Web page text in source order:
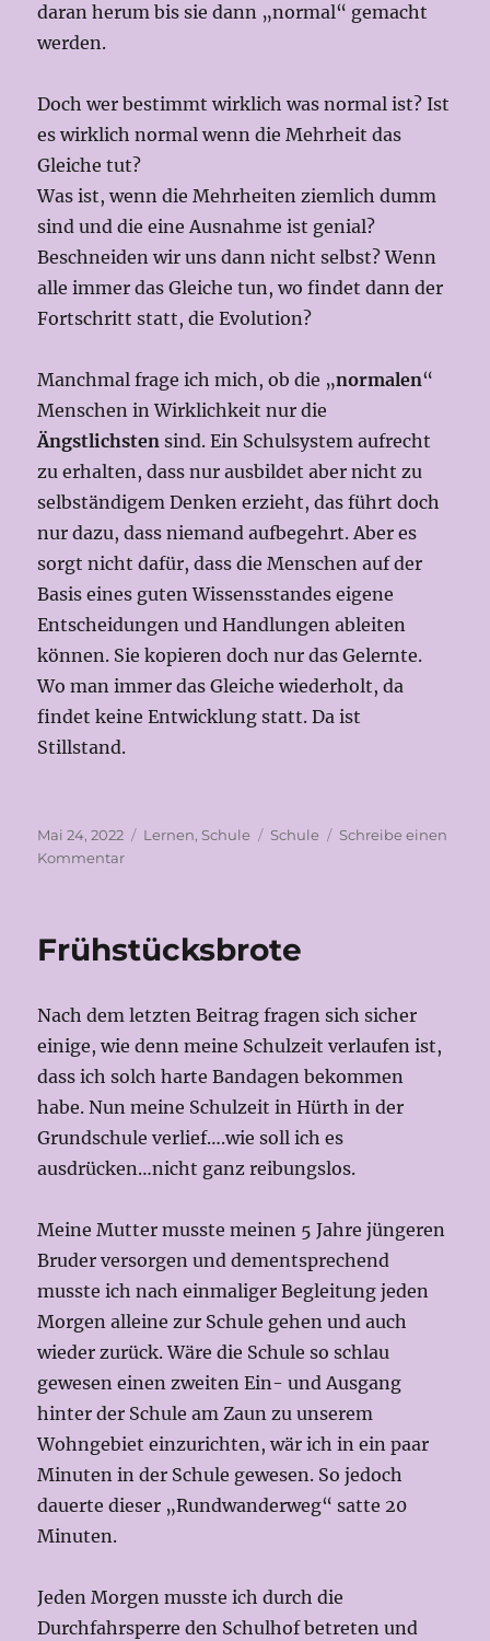
daran herum bis sie dann „normal“ gemacht
werden.
Doch wer bestimmt wirklich was normal ist? Ist
es wirklich normal wenn die Mehrheit das
Gleiche tut?
Was ist, wenn die Mehrheiten ziemlich dumm
sind und die eine Ausnahme ist genial?
Beschneiden wir uns dann nicht selbst? Wenn
alle immer das Gleiche tun, wo findet dann der
Fortschritt statt, die Evolution?
Manchmal frage ich mich, ob die „normalen“
Menschen in Wirklichkeit nur die
Ängstlichstensind. Ein Schulsystem aufrecht
zu erhalten, dass nur ausbildet aber nicht zu
selbständigem Denken erzieht, das führt doch
nur dazu, dass niemand aufbegehrt. Aber es
sorgt nicht dafür, dass die Menschen auf der
Basis eines guten Wissensstandes eigene
Entscheidungen und Handlungen ableiten
können. Sie kopieren doch nur das Gelernte.
Wo man immer das Gleiche wiederholt, da
findet keine Entwicklung statt. Da ist
Stillstand.
Veröffentlicht
am
Mai 24, 2022 Kategorien
Lernen, Schule Schlagwörter
Schule
Schreibe einen
Kommentarzu
nervt…
Frühstücksbrote
Nach dem letzten Beitrag fragen sich sicher
einige, wie denn meine Schulzeit verlaufen ist,
dass ich solch harte Bandagen bekommen
habe. Nun meine Schulzeit in Hürth in der
Grundschule verlief….wie soll ich es
ausdrücken…nicht ganz reibungslos.
Meine Mutter musste meinen 5 Jahre jüngeren
Bruder versorgen und dementsprechend
musste ich nach einmaliger Begleitung jeden
Morgen alleine zur Schule gehen und auch
wieder zurück. Wäre die Schule so schlau
gewesen einen zweiten Ein- und Ausgang
hinter der Schule am Zaun zu unserem
Wohngebiet einzurichten, wär ich in ein paar
Minuten in der Schule gewesen. So jedoch
dauerte dieser „Rundwanderweg“ satte 20
Minuten.
Jeden Morgen musste ich durch die
Durchfahrsperre den Schulhof betreten und